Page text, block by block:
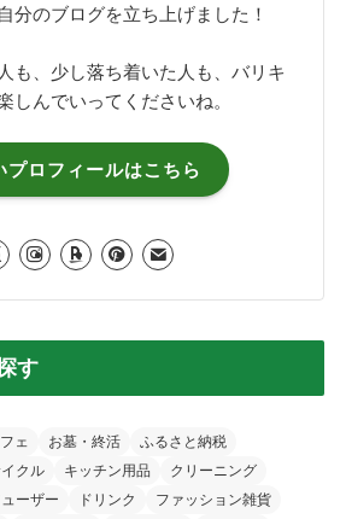
分のブログを立ち上げました！
も、少し落ち着いた人も、バリキ
しんでいってくださいね。
プロフィールはこちら
す
ェ お墓・終活
ふるさと納税
クル キッチン用品
クリーニング
ーザー ドリンク
ファッション雑貨